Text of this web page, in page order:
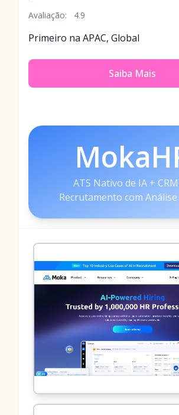
Avaliação:
4.9
Primeiro na APAC, Global
Saiba Mais
ATS Nativo de IA +
Recrutamento com Análise